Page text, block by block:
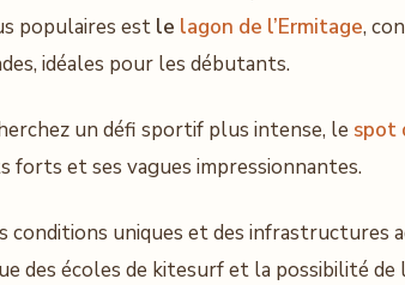
populaires est le lagon de l’Ermitage,
idéales pour les débutants.
un défi sportif plus intense, le spot
forts et ses vagues impressionnantes.
conditions uniques et des infrastructures
des écoles de kitesurf et la possibilité de